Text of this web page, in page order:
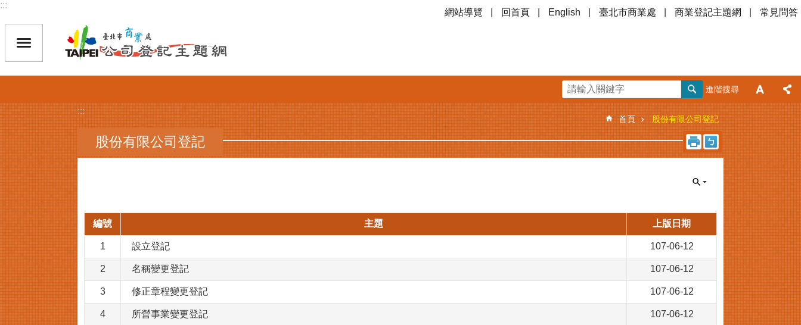
跳到主要內容區塊
:::
網站導覽 回首頁 English 臺北市商業處 商業登記主題網 常見問答
進階搜尋
:::
首頁 股份有限公司登記
股份有限公司登記
編號 主題 上版日期
1 設立登記 107-06-12
2 名稱變更登記 107-06-12
3 修正章程變更登記 107-06-12
4 所營事業變更登記 107-06-12